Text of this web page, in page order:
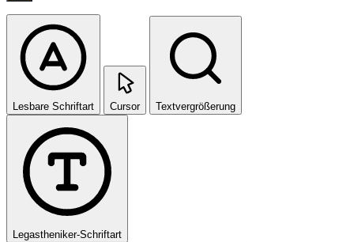
Lesbare Schriftart Cursor Textvergrößerung
Legastheniker-Schriftart